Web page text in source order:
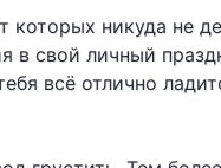
которых никуда не
в свой личный
всё отлично